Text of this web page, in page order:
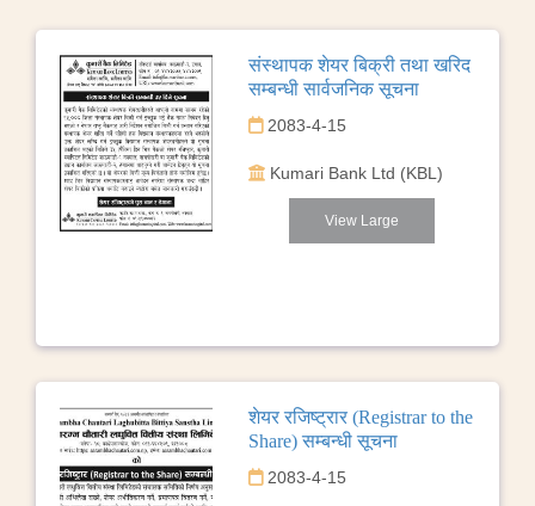
संस्थापक शेयर बिक्री तथा खरिद
सम्बन्धी सार्वजनिक सूचना
2083-4-15
Kumari Bank Ltd (KBL)
View Large
शेयर रजिष्ट्रार (Registrar to the
Share) सम्बन्धी सूचना
2083-4-15